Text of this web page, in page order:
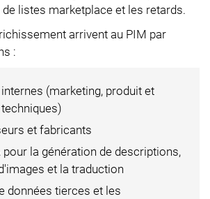
listes marketplace et les retards.
arrivent au PIM par
:
(marketing, produit et
et fabricants
la génération de descriptions,
et la traduction
données tierces et les